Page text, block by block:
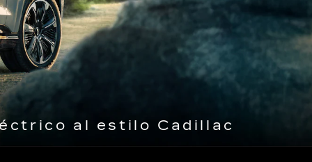
al estilo Cadillac